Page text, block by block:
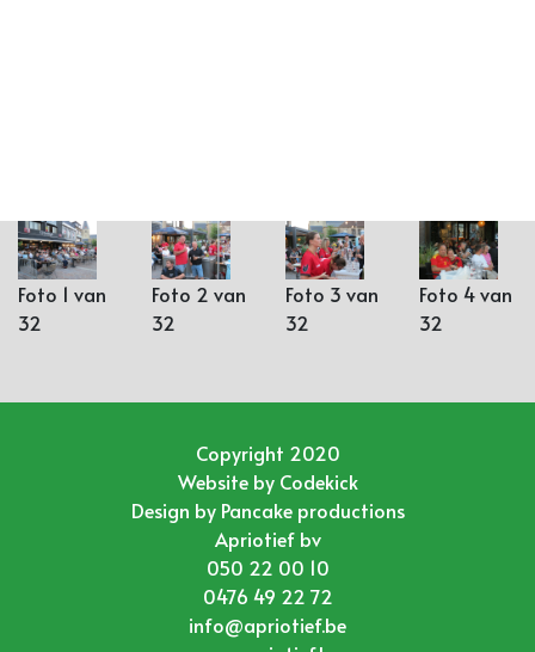
Foto 1 van
32
Foto 2 van
32
Foto 3 van
32
Foto 4 van
32
Copyright 2020
Website by Codekick
Design by Pancake productions
Apriotief bv
050 22 00 10
0476 49 22 72
info@apriotief.be